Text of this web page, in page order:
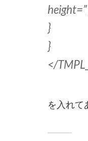
}
}
</
を入れて